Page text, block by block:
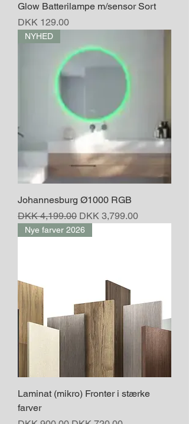
Glow Batterilampe m/sensor Sort
Price
DKK 129.00
NYHED
Johannesburg Ø1000 RGB
Regular Price
DKK 4,199.00 Sale Price
DKK 3,799.00
Nye farver 2026
Laminat (mikro) Fronter i stærke
farver